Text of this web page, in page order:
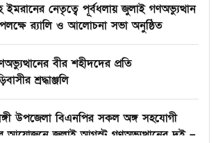
ইমরানের নেতৃত্বে পূর্বধলায় জুলাই গণঅভ্যুত্থান
র‍্যালি ও আলোচনা সভা অনুষ্ঠিত
বীর শহীদদের প্রতি
শ্রদ্ধাঞ্জলি
উপজেলা বিএনপির সকল অঙ্গ সহযোগী
আয়োজনে জুলাই আগস্ট গণঅভ্যুত্থানের দুই –